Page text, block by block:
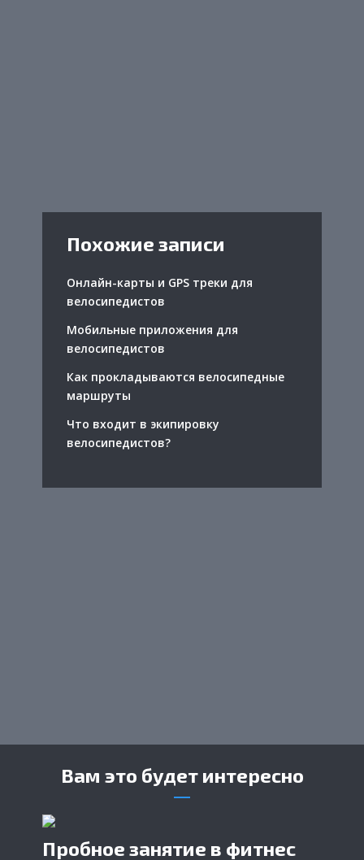
Похожие записи
Онлайн-карты и GPS треки для
велосипедистов
Мобильные приложения для
велосипедистов
Как прокладываются велосипедные
маршруты
Что входит в экипировку
велосипедистов?
Вам это будет интересно
Пробное занятие в фитнес